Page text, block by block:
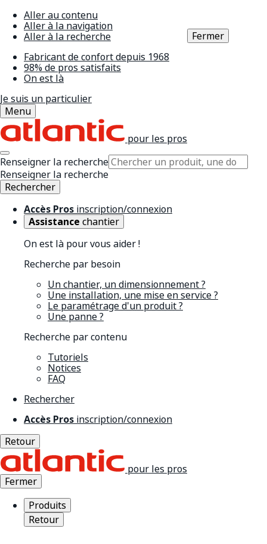
Aller au contenu
Aller à la navigation
Aller à la recherche
Fabricant de confort depuis 1968
98% de pros satisfaits
On est là
Je suis un particulier
Menu
pour les pros
Renseigner la recherche
Renseigner la recherche
Rechercher
Accès Pros inscription/connexion
Assistance chantier
On est là pour vous aider !
Recherche par besoin
Un chantier, un dimensionnement ?
Une installation, une mise en service ?
Le paramétrage d'un produit ?
Une panne ?
Recherche par contenu
Tutoriels
Notices
FAQ
Rechercher
Accès Pros inscription/connexion
Retour
pour les pros
Fermer
Produits
Retour
Fermer